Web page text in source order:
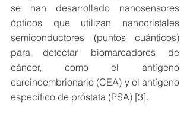
se han desarrollado nanosensores
ópticos que utilizan nanocristales
semiconductores (puntos cuánticos)
para detectar biomarcadores de
cáncer, como el antígeno
carcinoembrionario (CEA) y el antígeno
específico de próstata (PSA) [3].